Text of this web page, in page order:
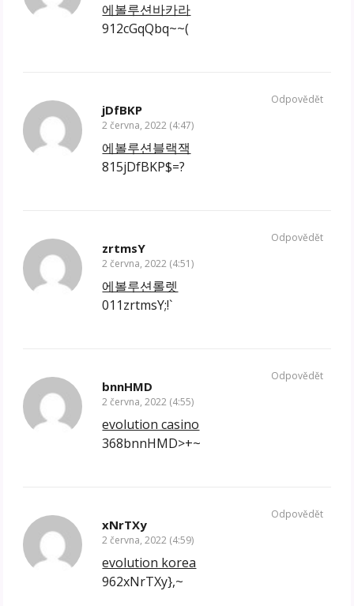
에볼루션바카라
912cGqQbq~~(
jDfBKP
2 června, 2022 (4:47)
에볼루션블랙잭
815jDfBKP$=?
Odpovědět
zrtmsY
2 června, 2022 (4:51)
에볼루션롤렛
011zrtmsY;!`
Odpovědět
bnnHMD
2 června, 2022 (4:55)
evolution casino
368bnnHMD>+~
Odpovědět
xNrTXy
2 června, 2022 (4:59)
evolution korea
962xNrTXy},~
Odpovědět